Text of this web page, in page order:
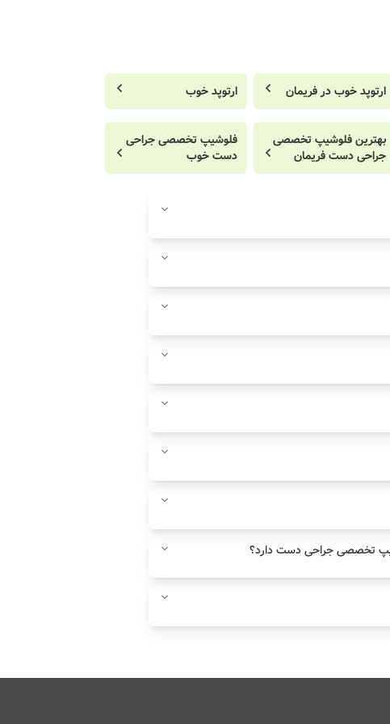
ارتوپد خوب در فریمان ارتوپد خوب
بهترین فلوشیپ تخصصی
جراحی دست فریمان
فلوشیپ تخصصی جراحی
دست خوب
تخصصی جراحی دست دارد؟